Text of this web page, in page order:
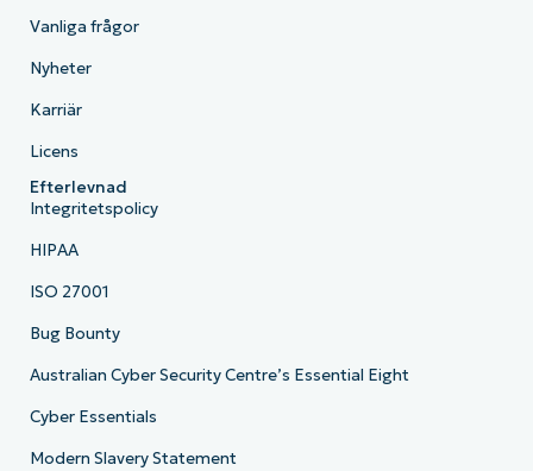
Vanliga frågor
Nyheter
Karriär
Licens
Efterlevnad
Integritetspolicy
HIPAA
ISO 27001
Bug Bounty
Australian Cyber Security Centre’s Essential Eight
Cyber Essentials
Modern Slavery Statement